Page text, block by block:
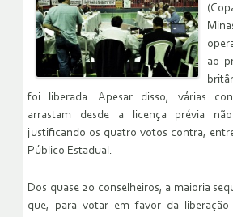
ao
foi liberada. Apesar disso, várias
arrastam desde a licença prévia
justificando os quatro votos contra,
Público Estadual.
Dos quase 20 conselheiros, a maioria
que, para votar em favor da